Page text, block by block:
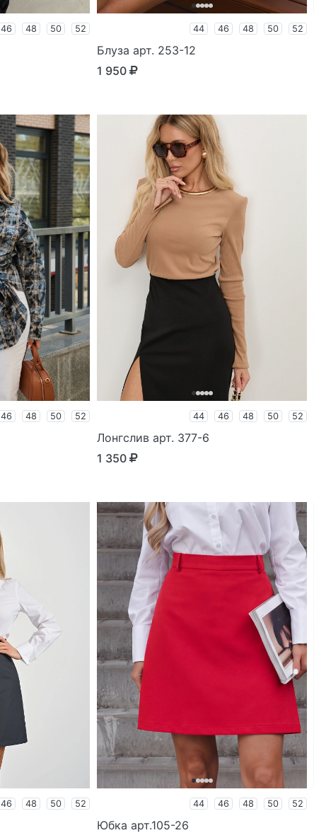
46 48 50 52 44 46 48 50 52
Блуза арт. 253-12
1 950
46 48 50 52 44 46 48 50 52
Лонгслив арт. 377-6
1 350
46 48 50 52 44 46 48 50 52
Юбка арт.105-26